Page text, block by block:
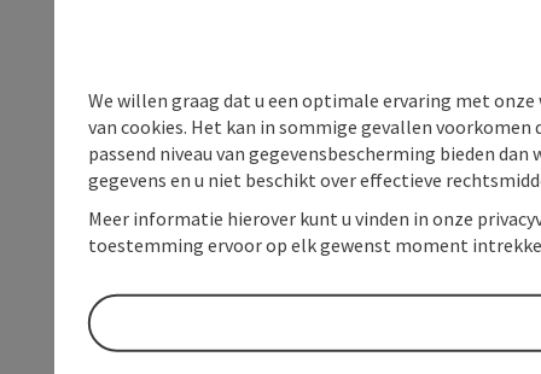
We willen graag dat u een optimale ervaring met
van cookies. Het kan in sommige gevallen voorkomen
passend niveau van gegevensbescherming bieden
gegevens en u niet beschikt over effectieve
Meer informatie hierover kunt u vinden in onze
toestemming ervoor op elk gewenst moment